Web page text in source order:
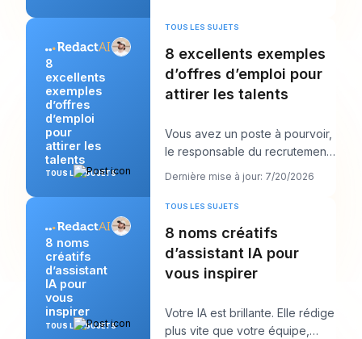
8
excellents
exemples
d’offres
d’emploi
pour
attirer les
talents
TOUS LES SUJETS
TOUS LES SUJETS
8 excellents exemples
d’offres d’emploi pour
attirer les talents
Vous avez un poste à pourvoir,
le responsable du recrutement
veut « des candidats solides
Dernière mise à jour: 7/20/2026
8 noms
créatifs
d’assistant
IA pour
vous
inspirer
TOUS LES SUJETS
TOUS LES SUJETS
8 noms créatifs
d’assistant IA pour
vous inspirer
Votre IA est brillante. Elle rédige
plus vite que votre équipe,